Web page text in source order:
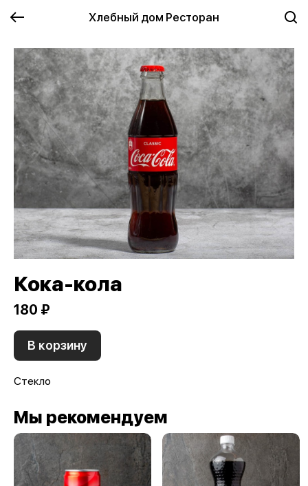
Хлебный дом Ресторан
Кока-кола
180 ₽
В корзину
Стекло
Мы рекомендуем